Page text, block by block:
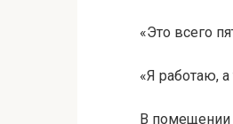
«Это всего
«Я работаю,
В помещении